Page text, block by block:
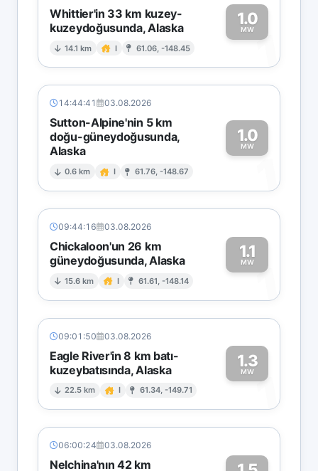
Whittier'in 33 km kuzey-
kuzeydoğusunda, Alaska
14.1 km I 61.06, -148.45
1.0
MW1
14:44:41 03.08.2026
Sutton-Alpine'nin 5 km
doğu-güneydoğusunda,
Alaska
0.6 km I 61.76, -148.67
1.0
MW
1
09:44:16 03.08.2026
Chickaloon'un 26 km
güneydoğusunda, Alaska
15.6 km I 61.61, -148.14
1.1
MW1
09:01:50 03.08.2026
Eagle River'in 8 km batı-
kuzeybatısında, Alaska
22.5 km I 61.34, -149.71
1.3
MW1
06:00:24 03.08.2026
Nelchina'nın 42 km